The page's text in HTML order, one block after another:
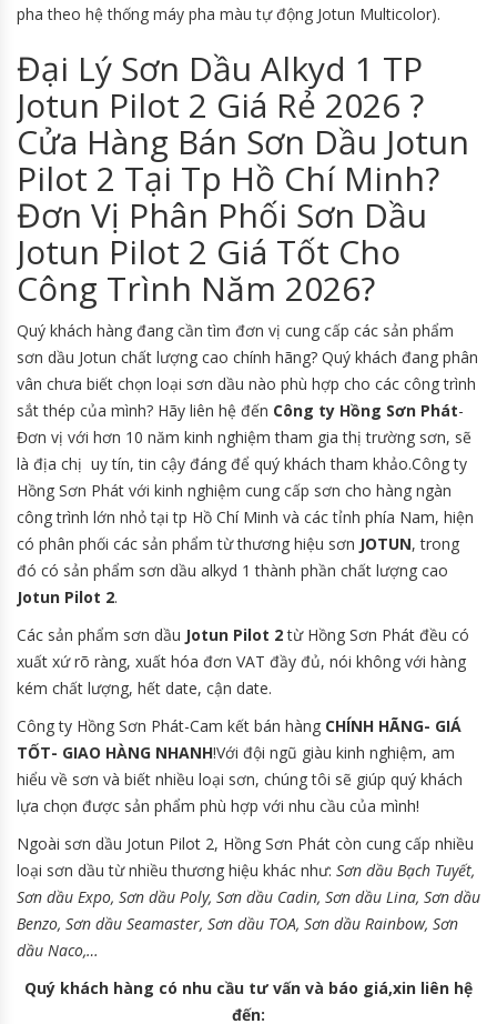
pha theo hệ thống máy pha màu tự động Jotun Multicolor).
Đại Lý Sơn Dầu Alkyd 1 TP
Jotun Pilot 2 Giá Rẻ 2026 ?
Cửa Hàng Bán Sơn Dầu Jotun
Pilot 2 Tại Tp Hồ Chí Minh?
Đơn Vị Phân Phối Sơn Dầu
Jotun Pilot 2 Giá Tốt Cho
Công Trình Năm 2026?
Quý khách hàng đang cần tìm đơn vị cung cấp các sản phẩm
sơn dầu Jotun chất lượng cao chính hãng? Quý khách đang phân
vân chưa biết chọn loại sơn dầu nào phù hợp cho các công trình
sắt thép của mình? Hãy liên hệ đến Công ty Hồng Sơn Phát-
Đơn vị với hơn 10 năm kinh nghiệm tham gia thị trường sơn, sẽ
là địa chị uy tín, tin cậy đáng để quý khách tham khảo.Công ty
Hồng Sơn Phát với kinh nghiệm cung cấp sơn cho hàng ngàn
công trình lớn nhỏ tại tp Hồ Chí Minh và các tỉnh phía Nam, hiện
có phân phối các sản phẩm từ thương hiệu sơn JOTUN, trong
đó có sản phẩm sơn dầu alkyd 1 thành phần chất lượng cao
Jotun Pilot 2.
Các sản phẩm sơn dầu Jotun Pilot 2từ Hồng Sơn Phát đều có
xuất xứ rõ ràng, xuất hóa đơn VAT đầy đủ, nói không với hàng
kém chất lượng, hết date, cận date.
Công ty Hồng Sơn Phát-Cam kết bán hàng CHÍNH HÃNG- GIÁ
TỐT- GIAO HÀNG NHANH!Với đội ngũ giàu kinh nghiệm, am
hiểu về sơn và biết nhiều loại sơn, chúng tôi sẽ giúp quý khách
lựa chọn được sản phẩm phù hợp với nhu cầu của mình!
Ngoài sơn dầu Jotun Pilot 2, Hồng Sơn Phát còn cung cấp nhiều
loại sơn dầu từ nhiều thương hiệu khác như: Sơn dầu Bạch Tuyết,
Sơn dầu Expo, Sơn dầu Poly, Sơn dầu Cadin, Sơn dầu Lina, Sơn dầu
Benzo, Sơn dầu Seamaster, Sơn dầu TOA, Sơn dầu Rainbow, Sơn
dầu Naco,…
Quý khách hàng có nhu cầu tư vấn và báo giá,xin liên hệ
đến: